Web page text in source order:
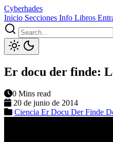
Cyberhades
Inicio Secciones Info Libros
Er docu der finde:
0 Mins read
20 de junio de 2014
Ciencia Er Docu Der Finde